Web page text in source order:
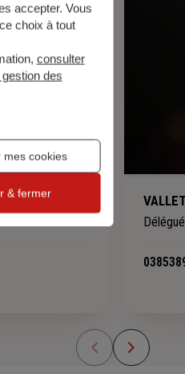
accepter. Vous
choix à tout
consulter
des
mes cookies
& fermer